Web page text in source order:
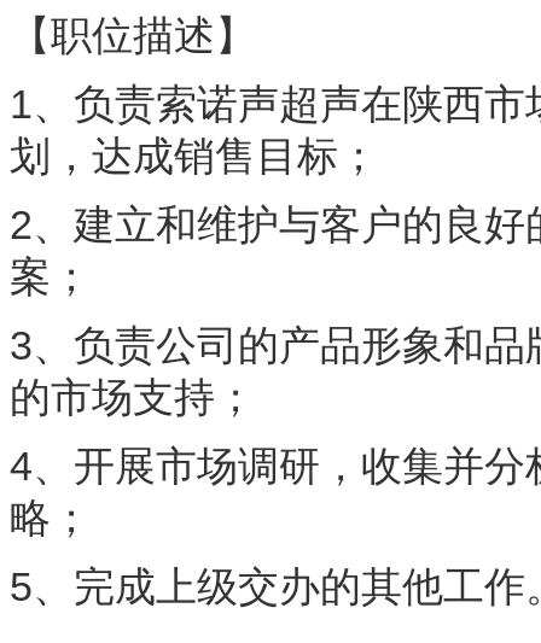
【职位描述】
1、负责索诺声超声在陕西
划，达成销售目标；
2、建立和维护与客户的良
案；
3、负责公司的产品形象和
的市场支持；
4、开展市场调研，收集并
略；
5、完成上级交办的其他工作